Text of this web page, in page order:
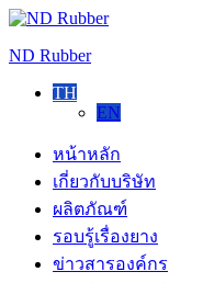
Skip
content
ND Rubber
TH
EN
หน้าหลัก
เกี่ยวกับบริษัท
ผลิตภัณฑ์
รอบรู้เรื่องยาง
ข่าวสารองค์กร